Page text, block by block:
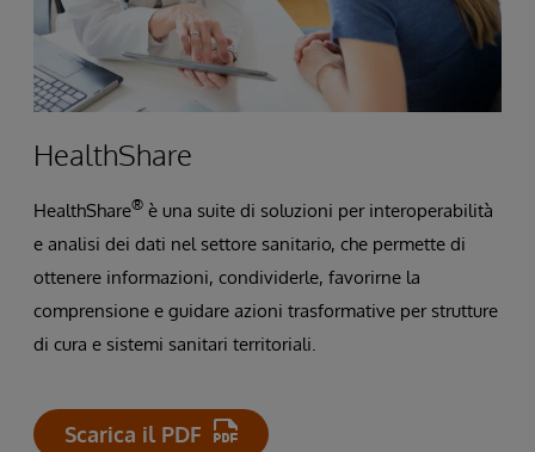
HealthShare
HealthShare® è una suite di soluzioni per interoperabilità
e analisi dei dati nel settore sanitario, che permette di
ottenere informazioni, condividerle, favorirne la
comprensione e guidare azioni trasformative per strutture
di cura e sistemi sanitari territoriali.
Scarica il PDF